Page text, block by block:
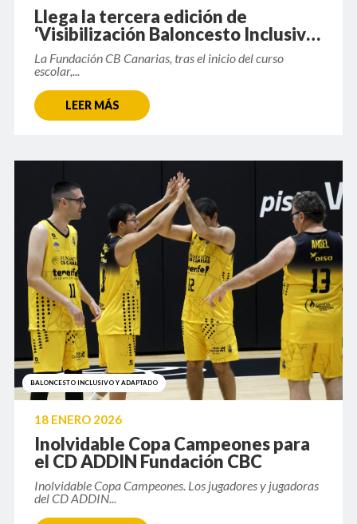
Llega la tercera edición de
‘Visibilización Baloncesto Inclusivo
y Adaptado’
La Fundación CB Canarias, tras el inicio del curso
escolar,...
LEER MÁS
BALONCESTO INCLUSIVO Y ADAPTADO
18 ENERO 2026
Inolvidable Copa Campeones para
el CD ADDIN Fundación CBC
Inolvidable Copa Campeones. Los jugadores y jugadoras
del CD ADDIN...